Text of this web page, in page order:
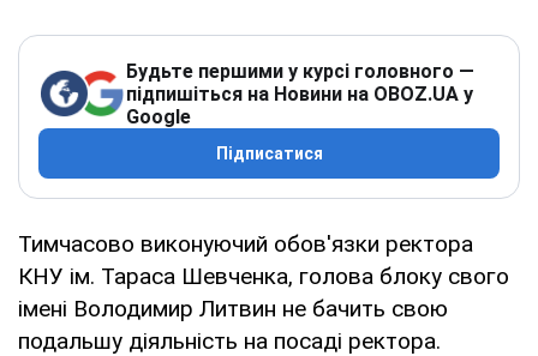
Будьте першими у курсі головного —
підпишіться на Новини на OBOZ.UA у
Google
Підписатися
Тимчасово виконуючий обов'язки ректора
КНУ ім. Тараса Шевченка, голова блоку свого
імені Володимир Литвин не бачить свою
подальшу діяльність на посаді ректора.